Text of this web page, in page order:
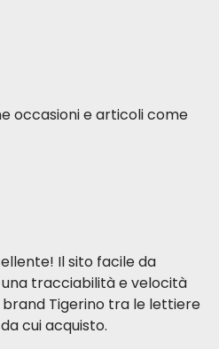
occasioni e articoli come
Il sito facile da
tracciabilità e velocità
brand Tigerino tra le lettiere
cui acquisto.